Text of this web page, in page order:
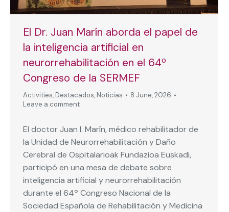
El Dr. Juan Marín aborda el papel de
la inteligencia artificial en
neurorrehabilitación en el 64º
Congreso de la SERMEF
Activities, Destacados, Noticias
8 June, 2026
Leave a comment
El doctor Juan I. Marín, médico rehabilitador de
la Unidad de Neurorrehabilitación y Daño
Cerebral de Ospitalarioak Fundazioa Euskadi,
participó en una mesa de debate sobre
inteligencia artificial y neurorrehabilitación
durante el 64º Congreso Nacional de la
Sociedad Española de Rehabilitación y Medicina